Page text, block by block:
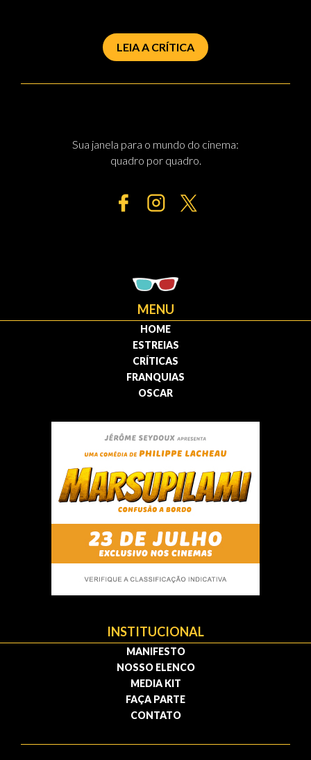
LEIA A CRÍTICA
Sua janela para o mundo do cinema:
quadro por quadro.
MENU
HOME
ESTREIAS
CRÍTICAS
FRANQUIAS
OSCAR
INSTITUCIONAL
MANIFESTO
NOSSO ELENCO
MEDIA KIT
FAÇA PARTE
CONTATO